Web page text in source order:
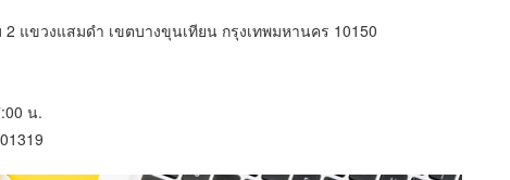
แขวงแสมดำ เขตบางขุนเทียน กรุงเทพมหานคร 10150
น.